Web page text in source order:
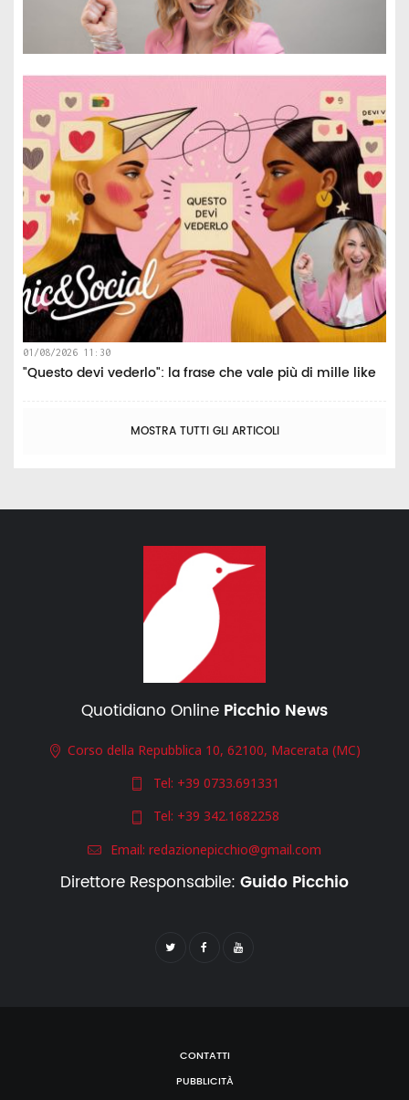
01/08/2026 11:30
"Questo devi vederlo": la frase che vale più di mille like
MOSTRA TUTTI GLI ARTICOLI
Quotidiano Online Picchio News
Corso della Repubblica 10, 62100, Macerata (MC)
Tel: +39 0733.691331
Tel: +39 342.1682258
Email: redazionepicchio@gmail.com
Direttore Responsabile: Guido Picchio
CONTATTI
PUBBLICITÀ